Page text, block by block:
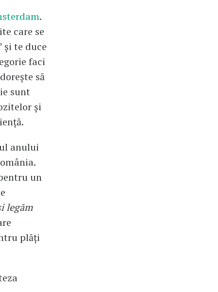
.
care se
și te duce
faci
să
sunt
și
anului
un
legăm
plăți